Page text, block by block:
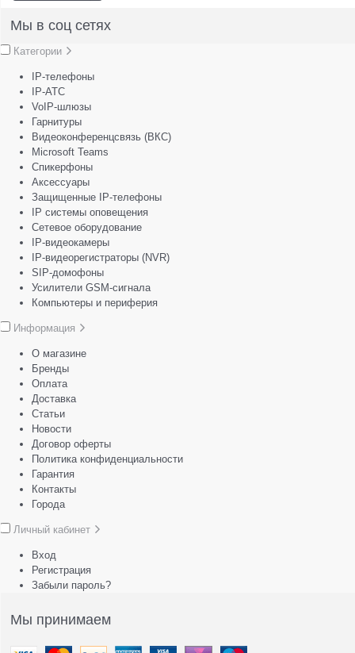
Мы в соц сетях
Категории
IP-телефоны
IP-АТС
VoIP-шлюзы
Гарнитуры
Видеоконференцсвязь (ВКС)
Microsoft Teams
Спикерфоны
Аксессуары
Защищенные IP-телефоны
IP системы оповещения
Сетевое оборудование
IP-видеокамеры
IP-видеорегистраторы (NVR)
SIP-домофоны
Усилители GSM-сигнала
Компьютеры и периферия
Информация
О магазине
Бренды
Оплата
Доставка
Статьи
Новости
Договор оферты
Политика конфиденциальности
Гарантия
Контакты
Города
Личный кабинет
Вход
Регистрация
Забыли пароль?
Мы принимаем